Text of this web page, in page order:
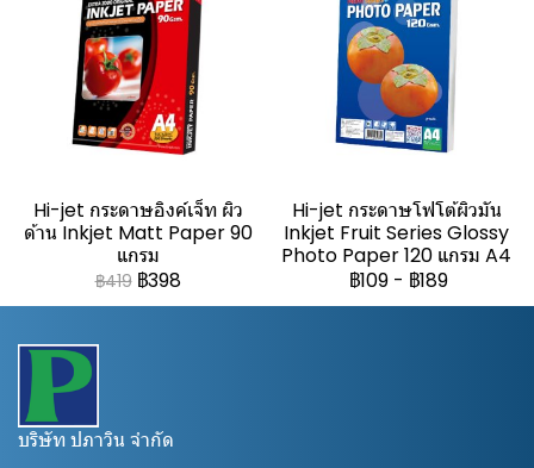
Hi-jet กระดาษอิงค์เจ็ท ผิว
ด้าน Inkjet Matt Paper 90
แกรม
฿419 ฿398
Hi-jet กระดาษโฟโต้ผิวมัน
Inkjet Fruit Series Glossy
Photo Paper 120 แกรม A4
฿109 - ฿189
บริษัท ปภาวิน จำกัด